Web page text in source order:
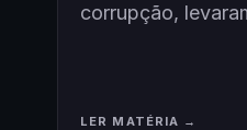
corrupção,
LER MATÉRIA →